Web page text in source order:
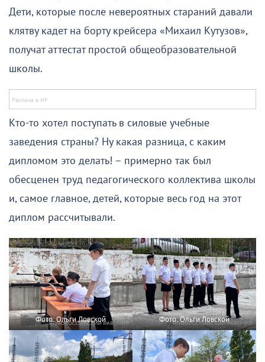
Дети, которые после невероятных стараний давали
клятву кадет на борту крейсера «Михаил Кутузов»,
получат аттестат простой общеобразовательной
школы.
Кто-то хотел поступать в силовые учебные
заведения страны? Ну какая разница, с каким
дипломом это делать! – примерно так был
обесценен труд педагогического коллектива школы
и, самое главное, детей, которые весь год на этот
диплом рассчитывали.
Фото: Ольги Ловской Фото: Ольги Ловской